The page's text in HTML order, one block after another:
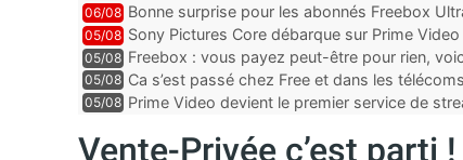
06/08 Bonne surprise pour les abonnés Freebox
inclus
05/08 Sony Pictures Core débarque sur Prime
05/08 Freebox : vous payez peut-être pour rien,
abonnements TV oubliés
05/08 Ca s’est passé chez Free et dans les
pointe le bout de...
05/08 Prime Video devient le premier service de
Vente-Privée c’est parti